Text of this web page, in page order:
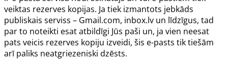
veiktas rezerves kopijas. Ja tiek izmantots jebkāds
publiskais serviss – Gmail.com, inbox.lv un līdzīgus, tad
par to noteikti esat atbildīgi Jūs paši un, ja vien neesat
pats veicis rezerves kopiju izveidi, šis e-pasts tik tiešām
arī paliks neatgriezeniski dzēsts.